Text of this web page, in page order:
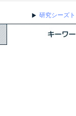
研究シーズ